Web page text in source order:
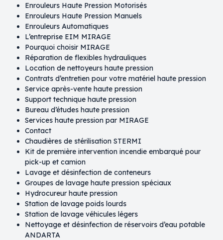
Enrouleurs Haute Pression Motorisés
Enrouleurs Haute Pression Manuels
Enrouleurs Automatiques
L’entreprise EIM MIRAGE
Pourquoi choisir MIRAGE
Réparation de flexibles hydrauliques​
Location de nettoyeurs haute pression​
Contrats d’entretien pour votre matériel haute pression​
Service après-vente haute pression
Support technique haute pression
Bureau d’études haute pression
Services haute pression par MIRAGE
Contact
Chaudières de stérilisation STERMI
Kit de première intervention incendie embarqué pour
pick-up et camion
Lavage et désinfection de conteneurs
Groupes de lavage haute pression spéciaux
Hydrocureur haute pression
Station de lavage poids lourds
Station de lavage véhicules légers
Nettoyage et désinfection de réservoirs d’eau potable
ANDARTA